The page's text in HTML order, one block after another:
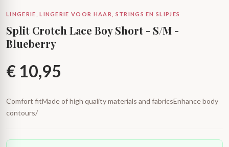
LINGERIE, LINGERIE VOOR HAAR, STRINGS EN SLIPJES
Split Crotch Lace Boy Short - S/M -
Blueberry
€ 10,95
Comfort fitMade of high quality materials and fabricsEnhance body
contours/